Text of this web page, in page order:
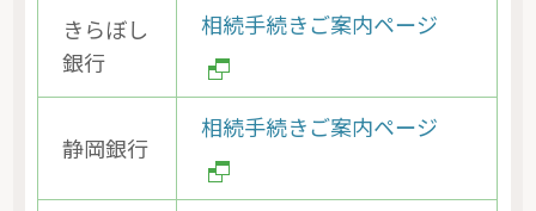
きらぼし
銀行
相続手続きご案内ページ
静岡銀行
相続手続きご案内ページ